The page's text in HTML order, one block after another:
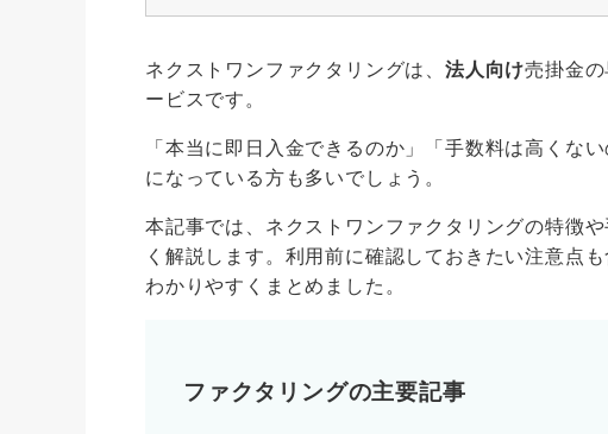
ネクストワンファクタリングは、 法人向け売掛金
ービスです。
「本当に即日入金できるのか」「手数料は高くな
になっている方も多いでしょう。
本記事では、ネクストワンファクタリングの特徴
く解説します。利用前に確認しておきたい注意点
わかりやすくまとめました。
ファクタリングの主要記事